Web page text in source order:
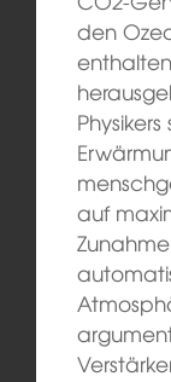
den
auf